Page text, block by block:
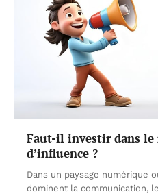
Faut-il investir dans
d’influence ?
Dans un paysage numérique
dominent la communication,